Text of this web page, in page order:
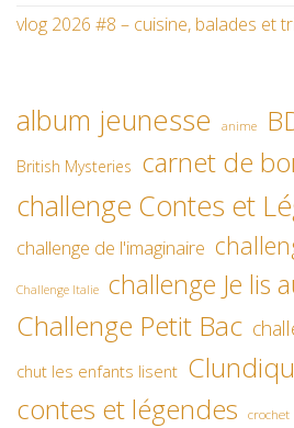
vlog 2026 #8 – cuisine, balades et
album jeunesse anime
British Mysteries carnet de
challenge Contes et
challenge de l'imaginaire
Challenge Italie challenge Je lis
Challenge Petit Bac
chut les enfants lisent
contes et légendes
crochet